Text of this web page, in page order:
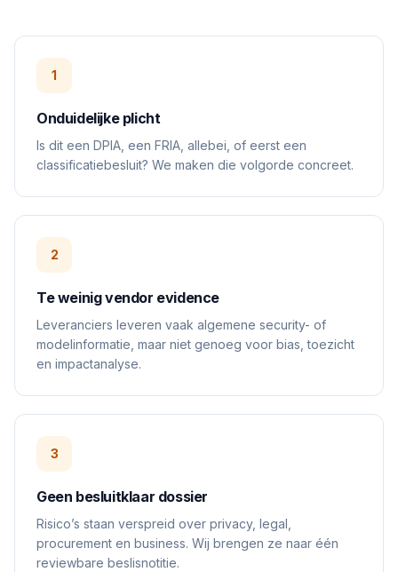
1
Onduidelijke plicht
Is dit een DPIA, een FRIA, allebei, of eerst een
classificatiebesluit? We maken die volgorde concreet.
2
Te weinig vendor evidence
Leveranciers leveren vaak algemene security- of
modelinformatie, maar niet genoeg voor bias, toezicht
en impactanalyse.
3
Geen besluitklaar dossier
Risico’s staan verspreid over privacy, legal,
procurement en business. Wij brengen ze naar één
reviewbare beslisnotitie.